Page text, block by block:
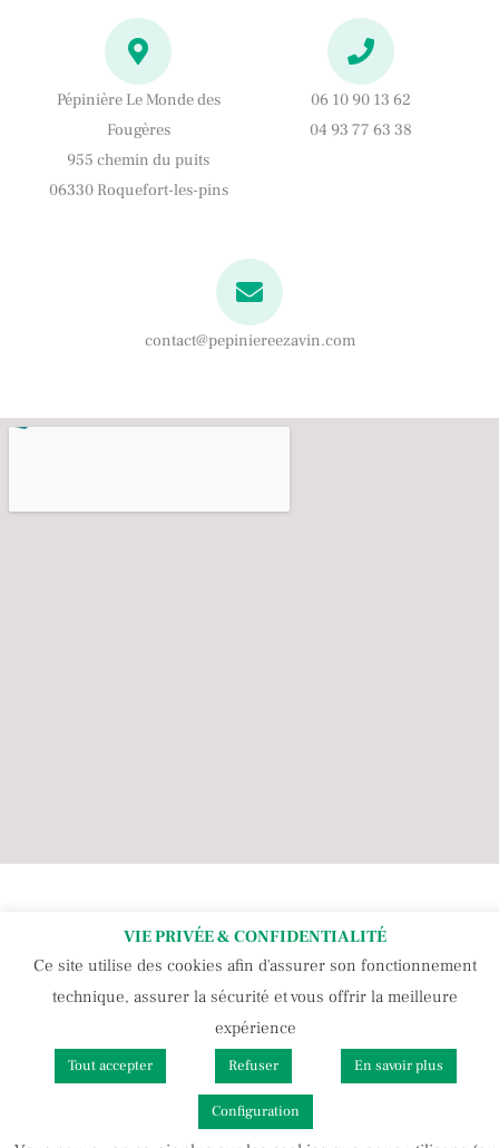
Pépinière Le Monde des
Fougères
955 chemin du puits
06330 Roquefort-les-pins
06 10 90 13 62
04 93 77 63 38
contact@pepiniereezavin.com
Tous droits réservés 2021 - 2026 Pépinière Ezavin
CGV
Création Malibellule
VIE PRIVÉE & CONFIDENTIALITÉ
Ce site utilise des cookies afin d'assurer son fonctionnement
technique, assurer la sécurité et vous offrir la meilleure
expérience
Tout accepter Refuser En savoir plus
Configuration